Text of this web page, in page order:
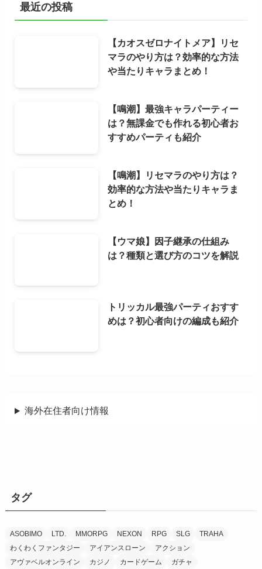
最近の投稿
【カオスゼロナイトメア】リセ
マラのやり方は？効率的な方法
や当たりキャラまとめ！
【鳴潮】最強キャラパーティー
は？無課金でも作れる初心者お
すすめパーティも紹介
【鳴潮】リセマラのやり方は？
効率的な方法や当たりキャラま
とめ！
【ウマ娘】因子継承の仕組み
は？種類と選び方のコツを解説
トリッカル最強パーティおすす
めは？初心者向けの編成も紹介
海外在住者向け情報
タグ
ASOBIMO LTD. MMORPG NEXON RPG SLG
TRAHA
わくわくファンタジー
アイアンスローン
アクション
アヴァベルオンライン
カジノ カードゲーム ガチャ